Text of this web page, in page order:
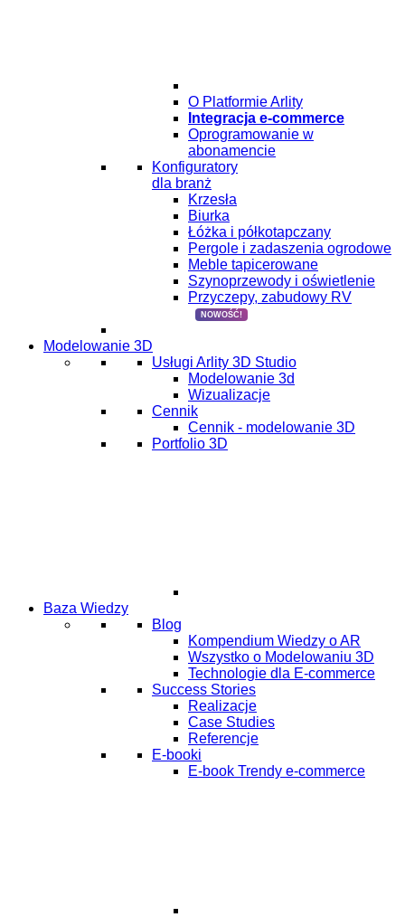
O Platformie Arlity
Integracja e-commerce
Oprogramowanie w
abonamencie
Konfiguratory
dla branż
Krzesła
Biurka
Łóżka i półkotapczany
Pergole i zadaszenia ogrodowe
Meble tapicerowane
Szynoprzewody i oświetlenie
Przyczepy, zabudowy RV
NOWOŚĆ!
Modelowanie 3D
Usługi Arlity 3D Studio
Modelowanie 3d
Wizualizacje
Cennik
Cennik - modelowanie 3D
Portfolio 3D
Baza Wiedzy
Blog
Kompendium Wiedzy o AR
Wszystko o Modelowaniu 3D
Technologie dla E-commerce
Success Stories
Realizacje
Case Studies
Referencje
E-booki
E-book Trendy e-commerce